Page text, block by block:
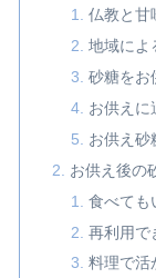
仏教と甘
地域によ
砂糖をお
お供えに
お供え砂
お供え後の
食べても
再利用で
料理で活